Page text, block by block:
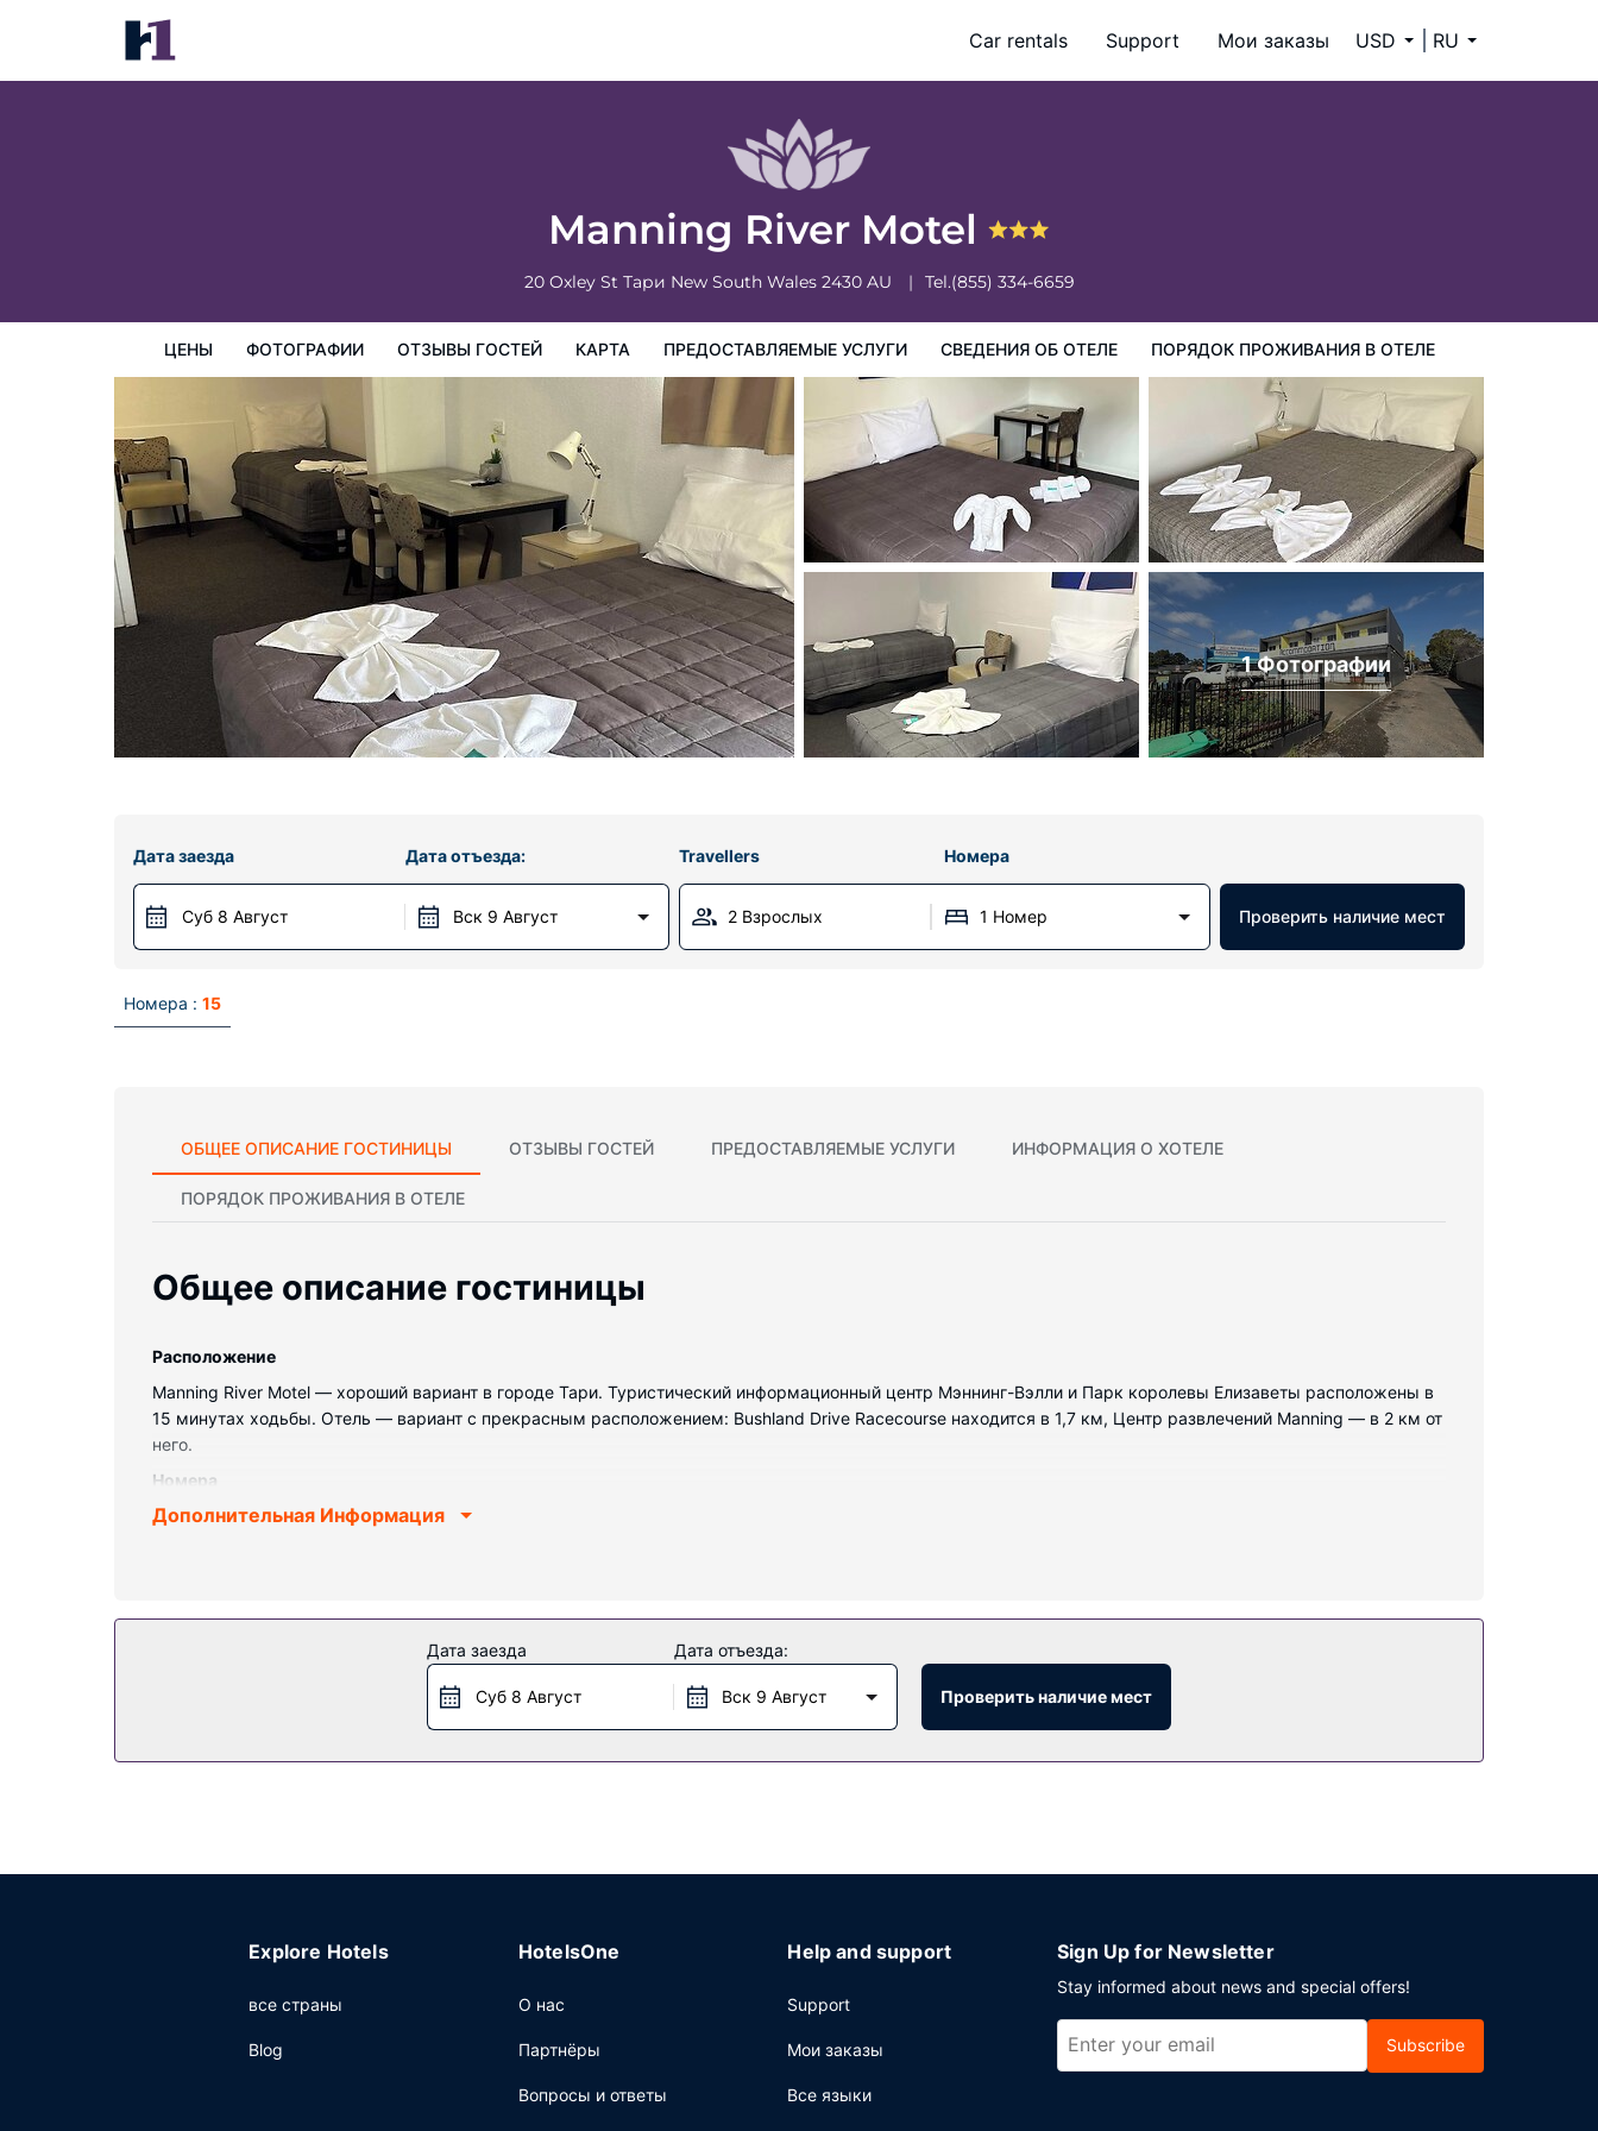
Car rentals Support Мои заказы USD RU
Manning River Motel
20 Oxley St Тари New South Wales 2430 AU Tel.(855) 334-6659
ЦЕНЫ ФОТОГРАФИИ ОТЗЫВЫ ГОСТЕЙ КАРТА ПРЕДОСТАВЛЯЕМЫЕ УСЛУГИ СВЕДЕНИЯ ОБ ОТЕЛЕ ПОРЯДОК ПРОЖИВАНИЯ В ОТЕЛЕ
Manning River Motel
цены Порядок проживания в Отеле
1 Фотографии
Дата заезда
Суб 8 Август
Дата отъезда:
Вск 9 Август
Travellers Номера
2 Взрослых 1 Номер Проверить наличие мест
Номера : 15
ОБЩЕЕ ОПИСАНИЕ ГОСТИНИЦЫ ОТЗЫВЫ ГОСТЕЙ ПРЕДОСТАВЛЯЕМЫЕ УСЛУГИ ИНФОРМАЦИЯ О ХОТЕЛЕ
ПОРЯДОК ПРОЖИВАНИЯ В ОТЕЛЕ
Общее описание гостиницы
Pасположение
Manning River Motel — хороший вариант в городе Тари. Туристический информационный центр Мэннинг-Вэлли и Парк королевы Елизаветы расположены в
15 минутах ходьбы. Отель — вариант с прекрасным расположением: Bushland Drive Racecourse находится в 1,7 км, Центр развлечений Manning — в 2 км от
него.
Номера
Почувствуйте себя как дома в одном из 15 номеров. Бесплатный беспроводной доступ к интернету позволит вам всегда оставаться на связи. В ванных
Когда вы проголодаетесь, зайдите в ресторан. Этот отель также предлагает гостям кофейня/кафе с легкими закусками. Загляните в бар/лаунж и утолите
Дополнительная Информация
Дата заезда
Суб 8 Август
Дата отъезда:
Вск 9 Август Проверить наличие мест
Explore Hotels
все страны
Blog
HotelsOne
О нас
Партнёры
Вопросы и ответы
Help and support
Support
Мои заказы
Все языки
Sign Up for Newsletter
Stay informed about news and special offers!
Subscribe